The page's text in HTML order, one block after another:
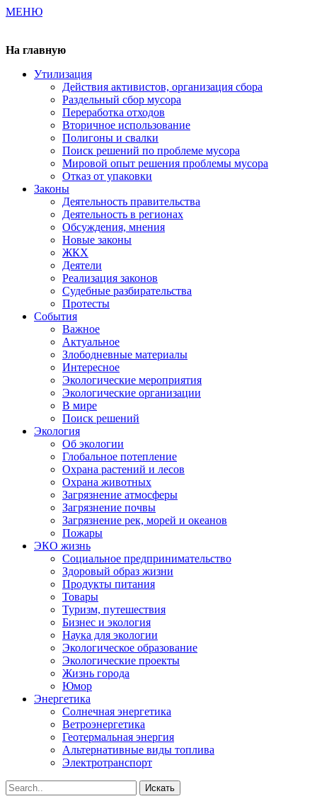
МЕНЮ
На главную
Утилизация
Действия активистов, организация сбора
Раздельный сбор мусора
Переработка отходов
Вторичное использование
Полигоны и свалки
Поиск решений по проблеме мусора
Мировой опыт решения проблемы мусора
Отказ от упаковки
Законы
Деятельность правительства
Деятельность в регионах
Обсуждения, мнения
Новые законы
ЖКХ
Деятели
Реализация законов
Судебные разбирательства
Протесты
События
Важное
Актуальное
Злободневные материалы
Интересное
Экологические мероприятия
Экологические организации
В мире
Поиск решений
Экология
Об экологии
Глобальное потепление
Охрана растений и лесов
Охрана животных
Загрязнение атмосферы
Загрязнение почвы
Загрязнение рек, морей и океанов
Пожары
ЭКО жизнь
Социальное предпринимательство
Здоровый образ жизни
Продукты питания
Товары
Туризм, путешествия
Бизнес и экология
Наука для экологии
Экологическое образование
Экологические проекты
Жизнь города
Юмор
Энергетика
Солнечная энергетика
Ветроэнергетика
Геотермальная энергия
Альтернативные виды топлива
Электротранспорт